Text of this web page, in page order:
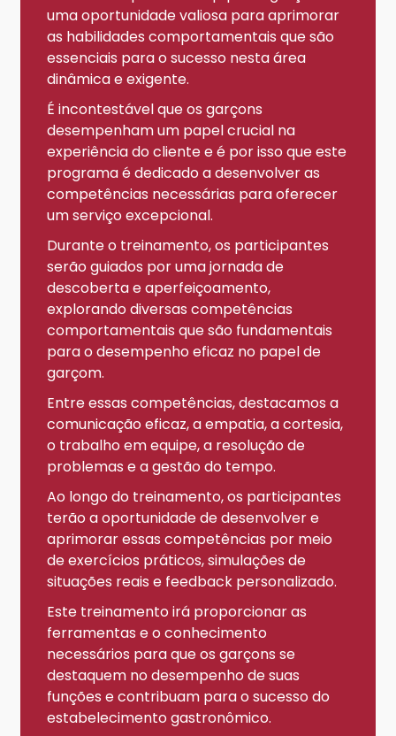
uma oportunidade valiosa para aprimorar
as habilidades comportamentais que são
essenciais para o sucesso nesta área
dinâmica e exigente.
É incontestável que os garçons
desempenham um papel crucial na
experiência do cliente e é por isso que este
programa é dedicado a desenvolver as
competências necessárias para oferecer
um serviço excepcional.
Durante o treinamento, os participantes
serão guiados por uma jornada de
descoberta e aperfeiçoamento,
explorando diversas competências
comportamentais que são fundamentais
para o desempenho eficaz no papel de
garçom.
Entre essas competências, destacamos a
comunicação eficaz, a empatia, a cortesia,
o trabalho em equipe, a resolução de
problemas e a gestão do tempo.
Ao longo do treinamento, os participantes
terão a oportunidade de desenvolver e
aprimorar essas competências por meio
de exercícios práticos, simulações de
situações reais e feedback personalizado.
Este treinamento irá proporcionar as
ferramentas e o conhecimento
necessários para que os garçons se
destaquem no desempenho de suas
funções e contribuam para o sucesso do
estabelecimento gastronômico.